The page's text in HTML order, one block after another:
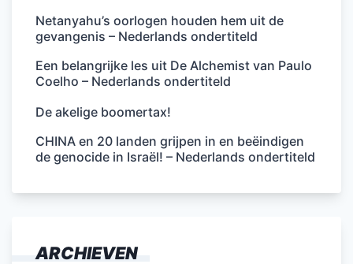
Netanyahu’s oorlogen houden hem uit de
gevangenis – Nederlands ondertiteld
Een belangrijke les uit De Alchemist van Paulo
Coelho – Nederlands ondertiteld
De akelige boomertax!
CHINA en 20 landen grijpen in en beëindigen
de genocide in Israël! – Nederlands ondertiteld
ARCHIEVEN